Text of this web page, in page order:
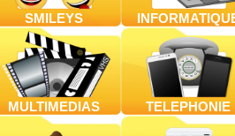
SMILEYS
MULTIMEDIAS TELEPHONIE